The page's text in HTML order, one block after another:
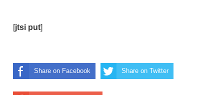
[jtsi put]
Share on Facebook Share on Twitter